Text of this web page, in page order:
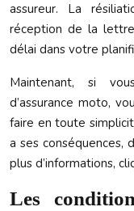
assureur. La
réception de la
délai dans votre
Maintenant, si
d’assurance moto,
faire en toute
a ses conséquences,
plus d’informations,
Les